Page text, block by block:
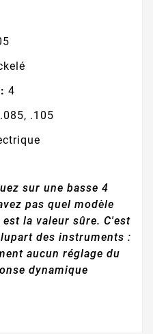
4
.105
sur une basse 4
pas quel modèle
la valeur sûre. C'est
des instruments :
aucun réglage du
dynamique